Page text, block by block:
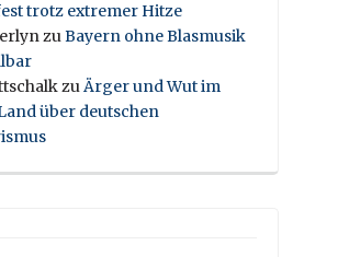
trotz extremer Hitze
zuBayern ohne Blasmusik
zuÄrger und Wut im
über deutschen